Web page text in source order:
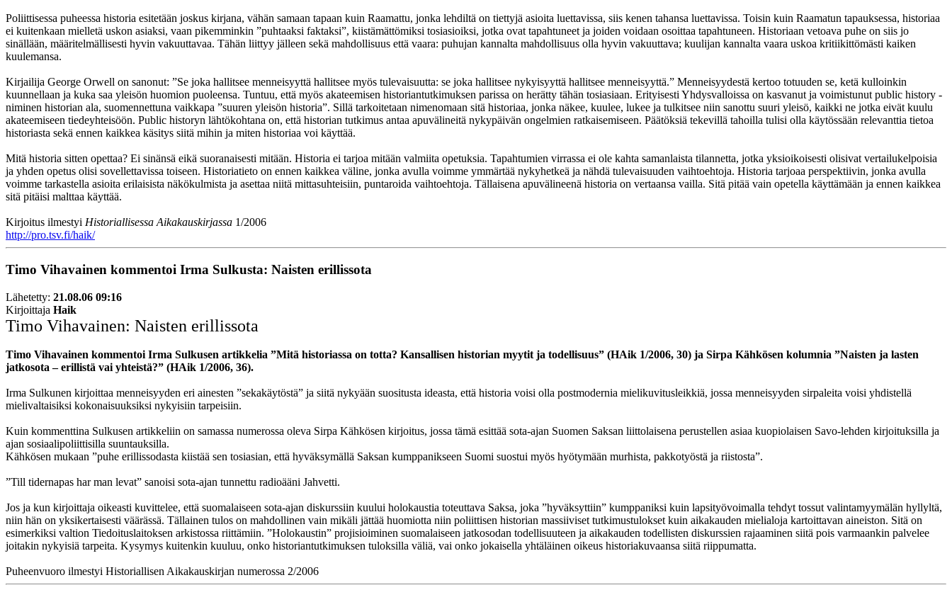
Poliittisessa puheessa historia esitetään joskus kirjana, vähän samaan tapaan kuin Raamattu, jonka lehdiltä on tiettyjä asioita luettavissa, siis kenen tahansa luettavissa. Toisin kuin Raamatun tapauksessa, historiaa
ei kuitenkaan mielletä uskon asiaksi, vaan pikemminkin ”puhtaaksi faktaksi”, kiistämättömiksi tosiasioiksi, jotka ovat tapahtuneet ja joiden voidaan osoittaa tapahtuneen. Historiaan vetoava puhe on siis jo
sinällään, määritelmällisesti hyvin vakuuttavaa. Tähän liittyy jälleen sekä mahdollisuus että vaara: puhujan kannalta mahdollisuus olla hyvin vakuuttava; kuulijan kannalta vaara uskoa kritiikittömästi kaiken
kuulemansa.
Kirjailija George Orwell on sanonut: ”Se joka hallitsee menneisyyttä hallitsee myös tulevaisuutta: se joka hallitsee nykyisyyttä hallitsee menneisyyttä.” Menneisyydestä kertoo totuuden se, ketä kulloinkin
kuunnellaan ja kuka saa yleisön huomion puoleensa. Tuntuu, että myös akateemisen historiantutkimuksen parissa on herätty tähän tosiasiaan. Erityisesti Yhdysvalloissa on kasvanut ja voimistunut public history -
niminen historian ala, suomennettuna vaikkapa ”suuren yleisön historia”. Sillä tarkoitetaan nimenomaan sitä historiaa, jonka näkee, kuulee, lukee ja tulkitsee niin sanottu suuri yleisö, kaikki ne jotka eivät kuulu
akateemiseen tiedeyhteisöön. Public historyn lähtökohtana on, että historian tutkimus antaa apuvälineitä nykypäivän ongelmien ratkaisemiseen. Päätöksiä tekevillä tahoilla tulisi olla käytössään relevanttia tietoa
historiasta sekä ennen kaikkea käsitys siitä mihin ja miten historiaa voi käyttää.
Mitä historia sitten opettaa? Ei sinänsä eikä suoranaisesti mitään. Historia ei tarjoa mitään valmiita opetuksia. Tapahtumien virrassa ei ole kahta samanlaista tilannetta, jotka yksioikoisesti olisivat vertailukelpoisia
ja yhden opetus olisi sovellettavissa toiseen. Historiatieto on ennen kaikkea väline, jonka avulla voimme ymmärtää nykyhetkeä ja nähdä tulevaisuuden vaihtoehtoja. Historia tarjoaa perspektiivin, jonka avulla
voimme tarkastella asioita erilaisista näkökulmista ja asettaa niitä mittasuhteisiin, puntaroida vaihtoehtoja. Tällaisena apuvälineenä historia on vertaansa vailla. Sitä pitää vain opetella käyttämään ja ennen kaikkea
sitä pitäisi malttaa käyttää.
Kirjoitus ilmestyi Historiallisessa Aikakauskirjassa 1/2006
http://pro.tsv.fi/haik/
Timo Vihavainen kommentoi Irma Sulkusta: Naisten erillissota
Lähetetty: 21.08.06 09:16
Kirjoittaja Haik
Timo Vihavainen: Naisten erillissota
Timo Vihavainen kommentoi Irma Sulkusen artikkelia ”Mitä historiassa on totta? Kansallisen historian myytit ja todellisuus” (HAik 1/2006, 30) ja Sirpa Kähkösen kolumnia ”Naisten ja lasten
jatkosota – erillistä vai yhteistä?” (HAik 1/2006, 36).
Irma Sulkunen kirjoittaa menneisyyden eri ainesten ”sekakäytöstä” ja siitä nykyään suositusta ideasta, että historia voisi olla postmodernia mielikuvitusleikkiä, jossa menneisyyden sirpaleita voisi yhdistellä
mielivaltaisiksi kokonaisuuksiksi nykyisiin tarpeisiin.
Kuin kommenttina Sulkusen artikkeliin on samassa numerossa oleva Sirpa Kähkösen kirjoitus, jossa tämä esittää sota-ajan Suomen Saksan liittolaisena perustellen asiaa kuopiolaisen Savo-lehden kirjoituksilla ja
ajan sosiaalipoliittisilla suuntauksilla.
Kähkösen mukaan ”puhe erillissodasta kiistää sen tosiasian, että hyväksymällä Saksan kumppanikseen Suomi suostui myös hyötymään murhista, pakkotyöstä ja riistosta”.
”Till tidernapas har man levat” sanoisi sota-ajan tunnettu radioääni Jahvetti.
Jos ja kun kirjoittaja oikeasti kuvittelee, että suomalaiseen sota-ajan diskurssiin kuului holokaustia toteuttava Saksa, joka ”hyväksyttiin” kumppaniksi kuin lapsityövoimalla tehdyt tossut valintamyymälän hyllyltä,
niin hän on yksikertaisesti väärässä. Tällainen tulos on mahdollinen vain mikäli jättää huomiotta niin poliittisen historian massiiviset tutkimustulokset kuin aikakauden mielialoja kartoittavan aineiston. Sitä on
esimerkiksi valtion Tiedoituslaitoksen arkistossa riittämiin. ”Holokaustin” projisioiminen suomalaiseen jatkosodan todellisuuteen ja aikakauden todellisten diskurssien rajaaminen siitä pois varmaankin palvelee
joitakin nykyisiä tarpeita. Kysymys kuitenkin kuuluu, onko historiantutkimuksen tuloksilla väliä, vai onko jokaisella yhtäläinen oikeus historiakuvaansa siitä riippumatta.
Puheenvuoro ilmestyi Historiallisen Aikakauskirjan numerossa 2/2006